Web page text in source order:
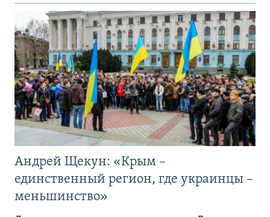
Андрей Щекун: «Крым –
единственный регион, где украинцы –
меньшинство»